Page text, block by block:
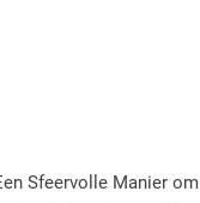
Sfeervolle Manier om